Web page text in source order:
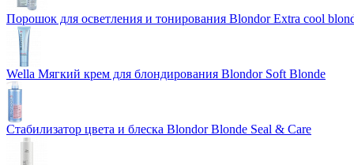
Порошок для осветления и тонирования Blondor Extra cool
Wella Мягкий крем для блондирования Blondor Soft Blonde
Стабилизатор цвета и блеска Blondor Blonde Seal & Care